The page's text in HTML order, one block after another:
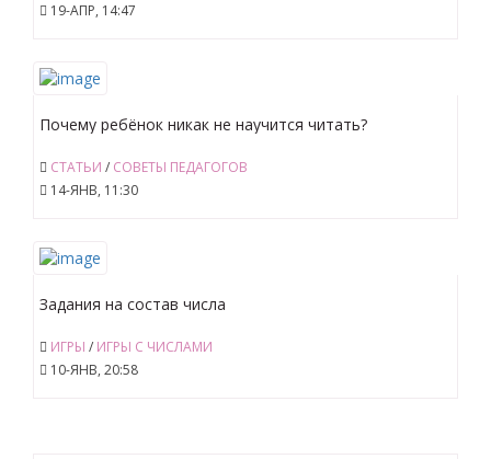
19-АПР, 14:47
Почему ребёнок никак не научится читать?
СТАТЬИ / СОВЕТЫ ПЕДАГОГОВ
14-ЯНВ, 11:30
Задания на состав числа
ИГРЫ / ИГРЫ С ЧИСЛАМИ
10-ЯНВ, 20:58